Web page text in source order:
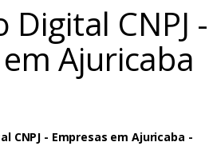
CNPJ -
Ajuricaba
CNPJ - Empresas em Ajuricaba -